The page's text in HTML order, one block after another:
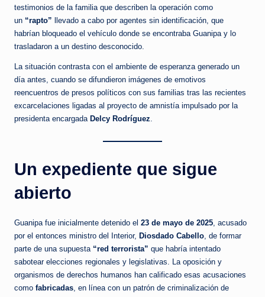
testimonios de la familia que describen la operación como
un “rapto” llevado a cabo por agentes sin identificación, que
habrían bloqueado el vehículo donde se encontraba Guanipa y lo
trasladaron a un destino desconocido.
La situación contrasta con el ambiente de esperanza generado un
día antes, cuando se difundieron imágenes de emotivos
reencuentros de presos políticos con sus familias tras las recientes
excarcelaciones ligadas al proyecto de amnistía impulsado por la
presidenta encargada Delcy Rodríguez.
Un expediente que sigue
abierto
Guanipa fue inicialmente detenido el 23 de mayo de 2025 , acusado
por el entonces ministro del Interior, Diosdado Cabello , de formar
parte de una supuesta “red terrorista” que habría intentado
sabotear elecciones regionales y legislativas. La oposición y
organismos de derechos humanos han calificado esas acusaciones
como fabricadas , en línea con un patrón de criminalización de